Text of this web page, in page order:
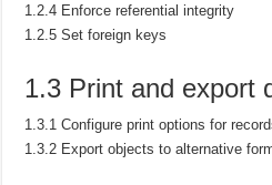
1.2.4 Enforce referential integrity
1.2.5 Set foreign keys
1.3 Print and export
1.3.1 Configure print options for
1.3.2 Export objects to alternative